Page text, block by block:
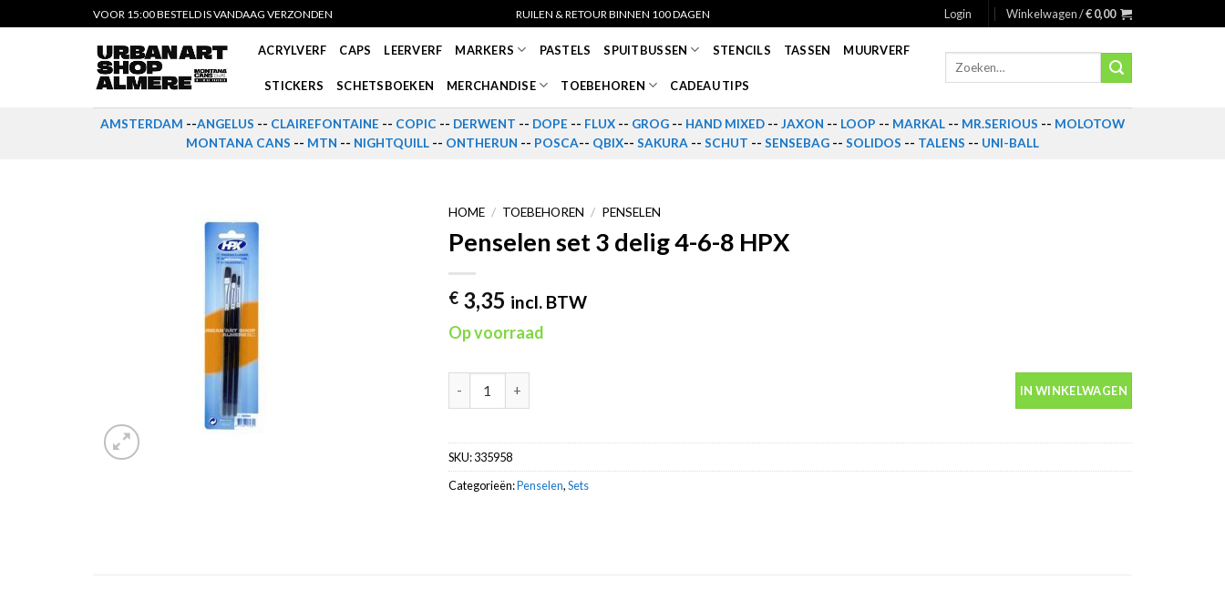
to
VOOR 15:00 BESTELD IS VANDAAG VERZONDEN RUILEN & RETOUR BINNEN 100 DAGEN Login Winkelwagen /€0,00
ACRYLVERF CAPS LEERVERF MARKERS PASTELS SPUITBUSSEN STENCILS TASSEN MUURVERF
STICKERS SCHETSBOEKEN MERCHANDISE TOEBEHOREN CADEAU TIPS
Zoeken
AMSTERDAM --ANGELUS -- CLAIREFONTAINE -- COPIC -- DERWENT -- DOPE -- FLUX -- GROG -- HAND MIXED -- JAXON -- LOOP -- MARKAL -- MR.SERIOUS -- MOLOTOW
MONTANA CANS -- MTN -- NIGHTQUILL -- ONTHERUN -- POSCA-- QBIX-- SAKURA -- SCHUT -- SENSEBAG -- SOLIDOS -- TALENS -- UNI-BALL
HOME / TOEBEHOREN / PENSELEN
Penselen set 3 delig 4-6-8 HPX
€ 3,35 incl. BTW
Op voorraad
IN WINKELWAGEN
SKU:335958
Categorieën:Penselen,Sets